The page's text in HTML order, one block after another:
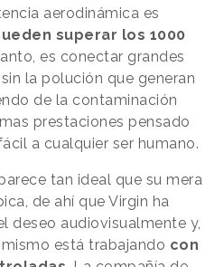
aerodinámica es
superar los 1000
es conectar grandes
la polución que generan
de la contaminación
prestaciones pensado
a cualquier ser humano.
tan ideal que su mera
de ahí que Virgin ha
deseo audiovisualmente y,
está trabajando con